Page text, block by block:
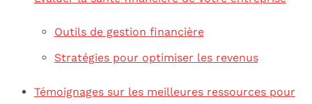
Outils de gestion financière
Stratégies pour optimiser les revenus
Témoignages sur les meilleures ressources pour